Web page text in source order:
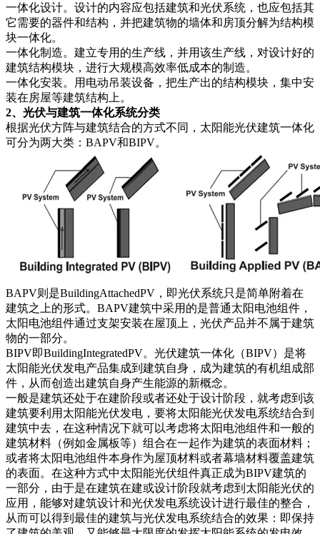
一体化设计。设计的内容应包括建筑和光伏系统，也应包括其
它需要的器件和结构，并把建筑物的墙体和房顶分解为结构模
块一体化。
一体化制造。建立专用的生产线，并用该生产线，对设计好的
建筑结构模块，进行大规模高效率低成本的制造。
一体化安装。用电动吊装设备，把生产出的结构模块，集中安
装在房屋等建筑结构上。
2、光伏与建筑一体化系统分类
根据光伏方阵与建筑结合的方式不同，太阳能光伏建筑一体化
可分为两大类：BAPV和BIPV。
BAPV则是BuildingAttachedPV，即光伏系统只是简单附着在
建筑之上的形式。BAPV建筑中采用的是普通太阳电池组件，
太阳电池组件通过支架安装在屋顶上，光伏产品并不属于建筑
物的一部分。
BIPV即BuildingIntegratedPV。光伏建筑一体化（BIPV）是将
太阳能光伏发电产品集成到建筑自身，成为建筑的有机组成部
件，从而创造出建筑自身产生能源的新概念。
一般是建筑还处于在建阶段或者还处于设计阶段，就考虑到该
建筑要利用太阳能光伏发电，要将太阳能光伏发电系统结合到
建筑中去，在这种情况下就可以考虑将太阳电池组件和一般的
建筑材料（例如金属板等）组合在一起作为建筑的表面材料；
或者将太阳电池组件本身作为屋顶材料或者幕墙材料覆盖建筑
的表面。在这种方式中太阳能光伏组件真正成为BIPV建筑的
一部分，由于是在建筑在建或设计阶段就考虑到太阳能光伏的
应用，能够对建筑设计和光伏发电系统设计进行最佳的整合，
从而可以得到最佳的建筑与光伏发电系统结合的效果：即保持